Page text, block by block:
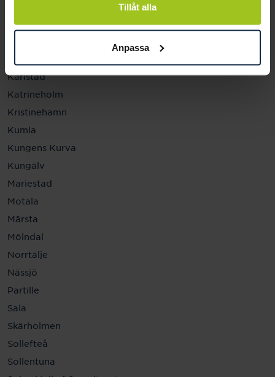
Tillåt alla
Anpassa
Jönköping
Karlstad
Katrineholm
Kristinehamn
Kumla
Kungens Kurva
Kungälv
Mariestad
Motala
Märsta
Mölndal
Norrtälje
Nässjö
Partille
Sala
Skärholmen
Sollefteå
Sollentuna